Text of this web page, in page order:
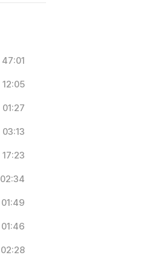
47:01
12:05
01:27
03:13
17:23
02:34
01:49
01:46
02:28